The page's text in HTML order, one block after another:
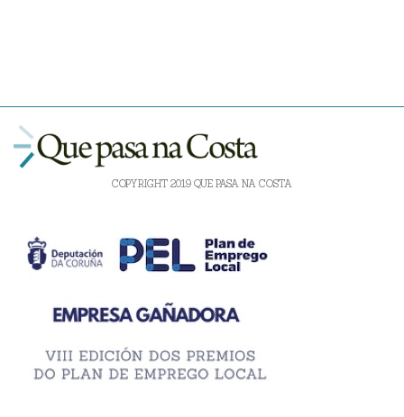
COPYRIGHT 2019 QUE PASA NA COSTA